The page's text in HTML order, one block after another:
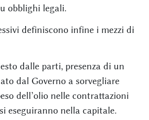
obblighi legali.
definiscono infine i mezzi di
dalle parti, presenza di un
dal Governo a sorvegliare
dell’olio nelle contrattazioni
eseguiranno nella capitale.